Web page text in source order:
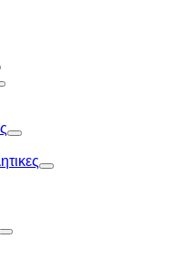
Toggle
Toggle
Toggle